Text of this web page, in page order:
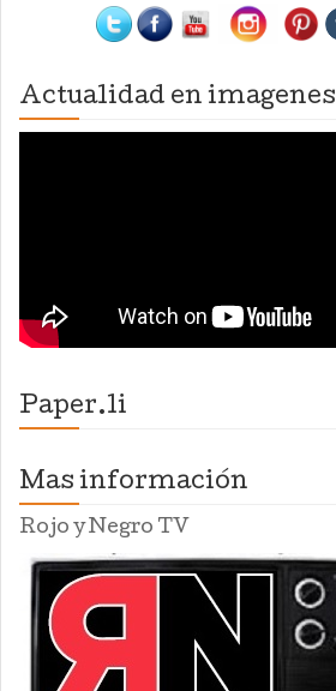
Actualidad en imagenes
Paper.li
Mas información
Rojo y Negro TV